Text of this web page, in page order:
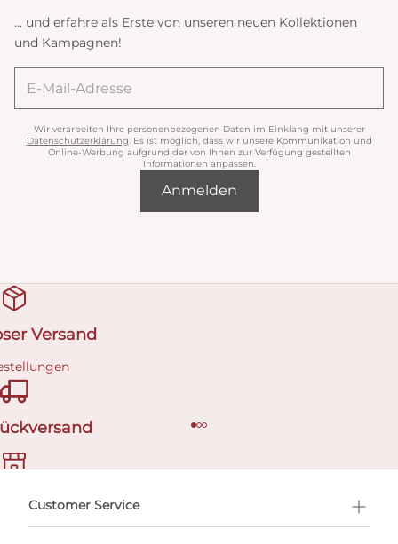
... und erfahre als Erste von unseren neuen Kollektionen
und Kampagnen!
Wir verarbeiten Ihre personenbezogenen Daten im Einklang mit unserer
Datenschutzerklärung . Es ist möglich, dass wir unsere Kommunikation und
Online-Werbung aufgrund der von Ihnen zur Verfügung gestellten
Informationen anpassen.
Anmelden
Versand
buchen
Customer Service